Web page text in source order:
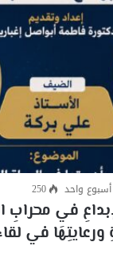
واحد 250
في محرابِ
في